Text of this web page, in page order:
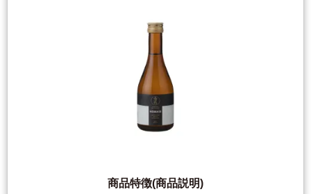
商品特徴(商品説明)